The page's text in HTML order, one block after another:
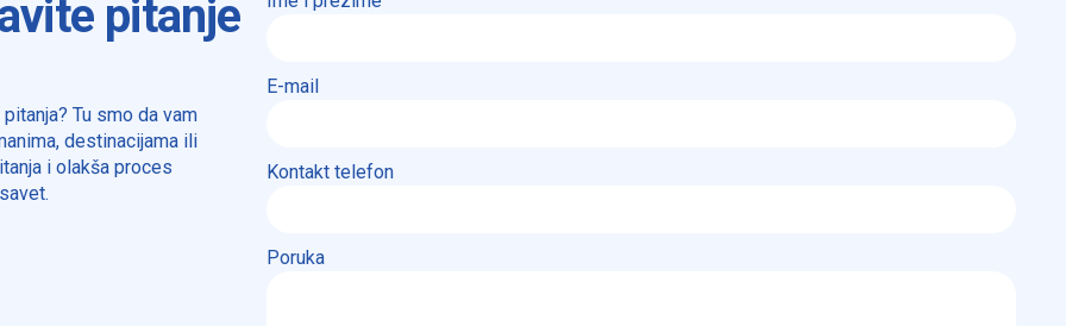
pitanje
Tu smo da vam
destinacijama ili
i olakša proces
E-mail
Kontakt telefon
Poruka